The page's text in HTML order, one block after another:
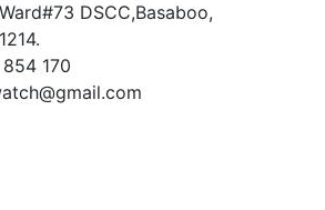
DSCC,Basaboo,
170